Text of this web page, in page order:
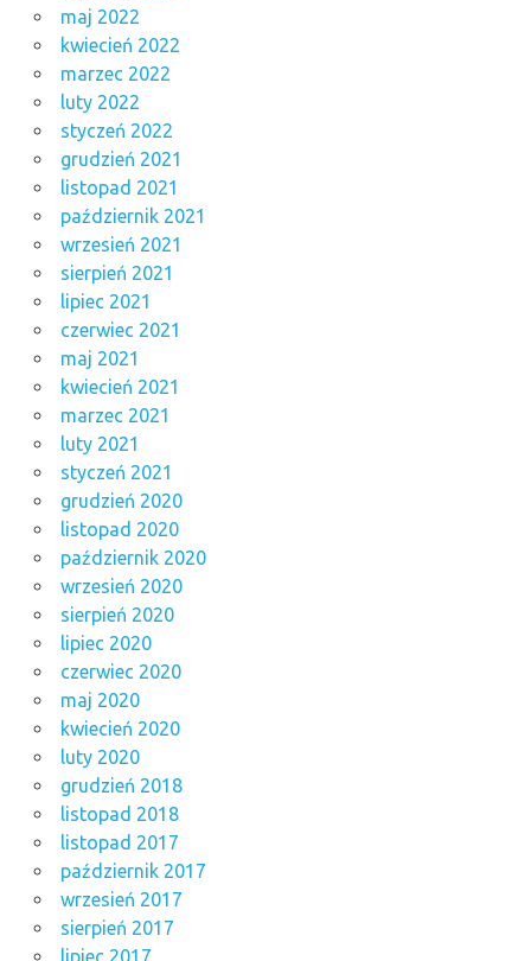
maj 2022
kwiecień 2022
marzec 2022
luty 2022
styczeń 2022
grudzień 2021
listopad 2021
październik 2021
wrzesień 2021
sierpień 2021
lipiec 2021
czerwiec 2021
maj 2021
kwiecień 2021
marzec 2021
luty 2021
styczeń 2021
grudzień 2020
listopad 2020
październik 2020
wrzesień 2020
sierpień 2020
lipiec 2020
czerwiec 2020
maj 2020
kwiecień 2020
luty 2020
grudzień 2018
listopad 2018
listopad 2017
październik 2017
wrzesień 2017
sierpień 2017
lipiec 2017